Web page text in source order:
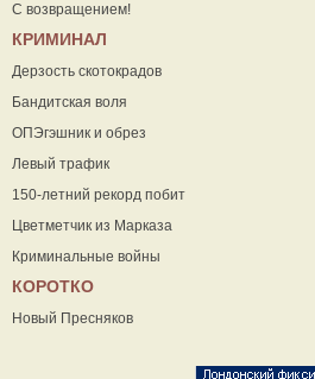
С возвращением!
КРИМИНАЛ
Дерзость скотокрадов
Бандитская воля
ОПЭгэшник и обрез
Левый трафик
150-летний рекорд побит
Цветметчик из Марказа
Криминальные войны
КОРОТКО
Новый Пресняков